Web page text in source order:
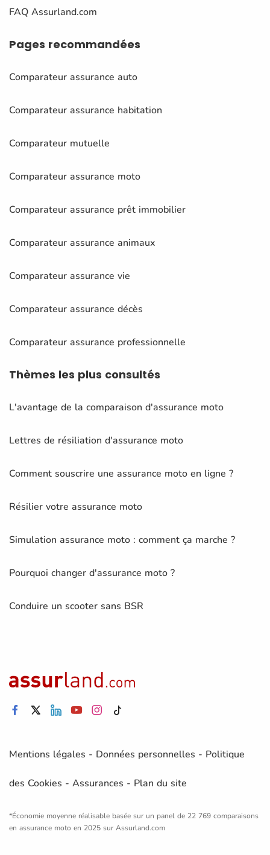
FAQ Assurland.com
Pages recommandées
Comparateur assurance auto
Comparateur assurance habitation
Comparateur mutuelle
Comparateur assurance moto
Comparateur assurance prêt immobilier
Comparateur assurance animaux
Comparateur assurance vie
Comparateur assurance décès
Comparateur assurance professionnelle
Thèmes les plus consultés
L'avantage de la comparaison d'assurance moto
Lettres de résiliation d'assurance moto
Comment souscrire une assurance moto en ligne ?
Résilier votre assurance moto
Simulation assurance moto : comment ça marche ?
Pourquoi changer d'assurance moto ?
Conduire un scooter sans BSR
Mentions légales - Données personnelles - Politique
des Cookies - Assurances - Plan du site
*Économie moyenne réalisable basée sur un panel de 22 769 comparaisons
en assurance moto en 2025 sur Assurland.com